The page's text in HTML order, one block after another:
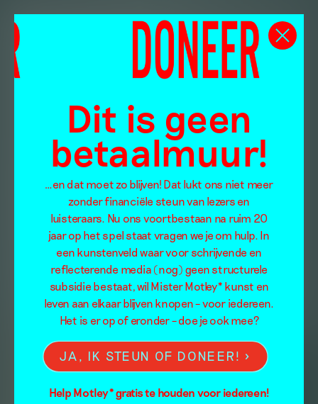
Dit is geen
betaalmuur!
…en dat moet zo blijven! Dat lukt ons niet meer
zonder financiële steun van lezers en
luisteraars. Nu ons voortbestaan na ruim 20
jaar op het spel staat vragen we je om hulp. In
een kunstenveld waar voor schrijvende en
reflecterende media (nog) geen structurele
subsidie bestaat, wil Mister Motley* kunst en
leven aan elkaar blijven knopen – voor iedereen.
Het is er op of eronder – doe je ook mee?
JA, IK STEUN OF DONEER!
Help Motley* gratis te houden voor iedereen!